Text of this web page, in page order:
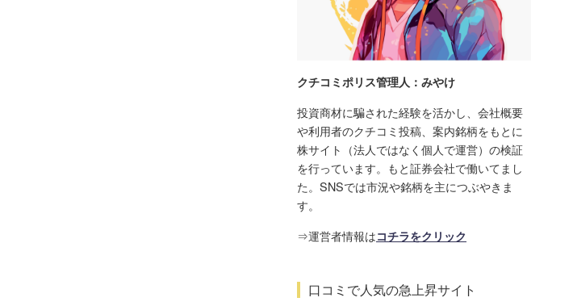
クチコミポリス管理人：みやけ
投資商材に騙された経験を活かし、会社概要
や利用者のクチコミ投稿、案内銘柄をもとに
株サイト（法人ではなく個人で運営）の検証
を行っています。もと証券会社で働いてまし
た。SNSでは市況や銘柄を主につぶやきま
す。
⇒運営者情報はコチラをクリック
口コミで人気の急上昇サイト